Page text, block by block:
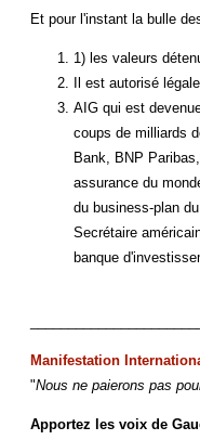
Et pour l'instant la bulle
1) les valeurs
Il est autorisé
AIG qui est
coups de milliards
Bank, BNP
assurance du
du business-plan
Secrétaire
banque
Manifestation
"Nous ne paierons pas
Apportez les voix de